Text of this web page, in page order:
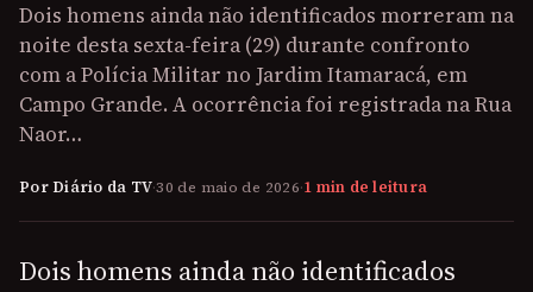
Dois homens ainda não identificados morreram na
noite desta sexta-feira (29) durante confronto
com a Polícia Militar no Jardim Itamaracá, em
Campo Grande. A ocorrência foi registrada na Rua
Naor…
Por Diário da TV·30 de maio de 2026·1 min de leitura
Dois homens ainda não identificados